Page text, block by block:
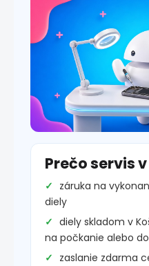
Prečo servis
záruka na
diely
diely skladom v
na počkanie alebo
zaslanie zdarma